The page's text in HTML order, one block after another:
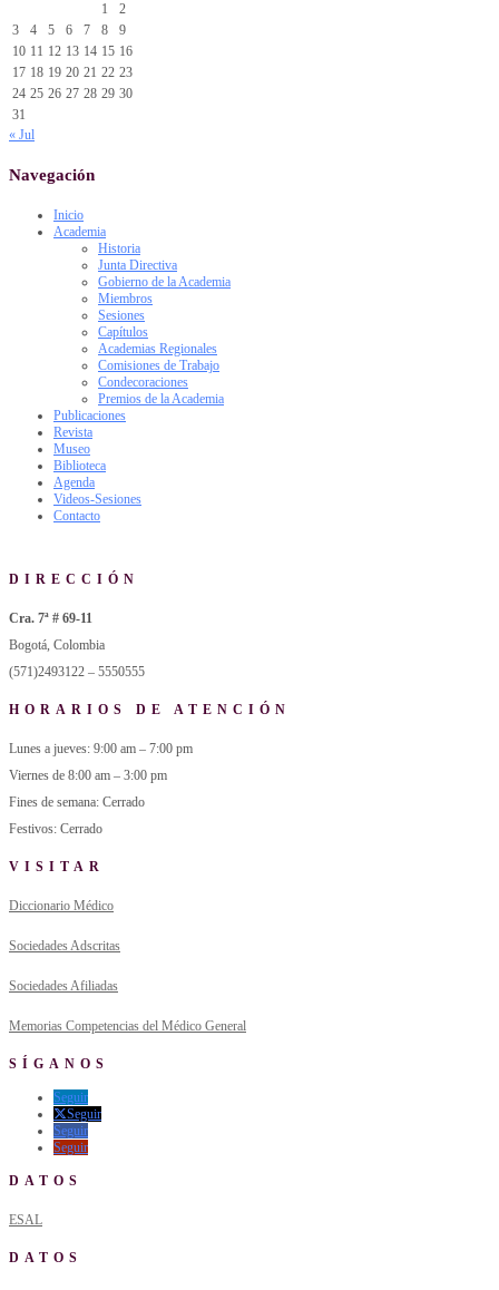
1
2
3
4 5 6 7 8
9
10 11 12 13 14 15 16
17 18 19 20 21 22 23
24 25 26 27 28 29 30
31
« Jul
Navegación
Inicio
Academia
Historia
Junta Directiva
Gobierno de la Academia
Miembros
Sesiones
Capítulos
Academias Regionales
Comisiones de Trabajo
Condecoraciones
Premios de la Academia
Publicaciones
Revista
Museo
Biblioteca
Agenda
Videos-Sesiones
Contacto
DIRECCIÓN
Cra. 7ª # 69-11
Bogotá, Colombia
(571)2493122 – 5550555
HORARIOS DE ATENCIÓN
Lunes a jueves: 9:00 am – 7:00 pm
Viernes de 8:00 am – 3:00 pm
Fines de semana: Cerrado
Festivos: Cerrado
VISITAR
Diccionario Médico
Sociedades Adscritas
Sociedades Afiliadas
Memorias Competencias del Médico General
SÍGANOS
Seguir
Seguir
Seguir
Seguir
DATOS
ESAL
DATOS